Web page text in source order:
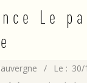
Le
Le : 30/